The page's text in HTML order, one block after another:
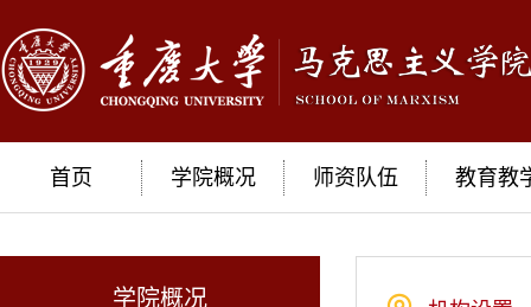
首页 学院概况 师资队伍 教育教
学院概况